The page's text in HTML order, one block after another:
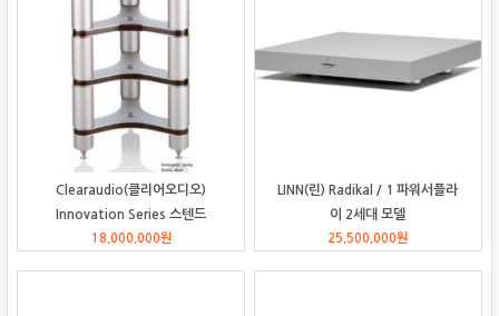
Clearaudio(클리어오디오)
Innovation Series 스텐드
18,000,000원
LINN(린) Radikal / 1 파워서플라
이 2세대 모델
25,500,000원